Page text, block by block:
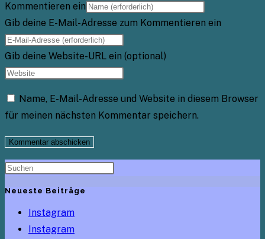
Kommentieren ein
Gib deine E-Mail-Adresse zum Kommentieren ein
Gib deine Website-URL ein (optional)
Name, E-Mail-Adresse und Website in diesem Browser
für meinen nächsten Kommentar speichern.
Neueste Beiträge
Instagram
Instagram